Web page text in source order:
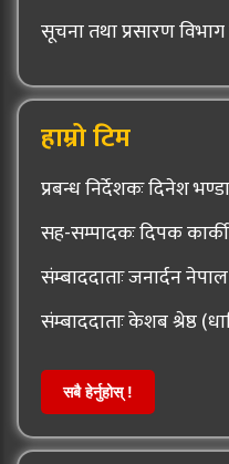
सूचना तथा प्रसारण
हाम्रो टिम
प्रबन्ध निर्देशकः दिनेश
सह-सम्पादकः दिपक कार्की
संम्बाददाताः जनार्दन नेपाल
संम्बाददाताः केशब श्रेष्ठ
सबै हेर्नुहोस् !